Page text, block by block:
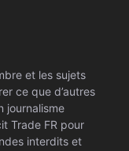
et les sujets
ce que d’autres
journalisme
Trade FR pour
interdits et